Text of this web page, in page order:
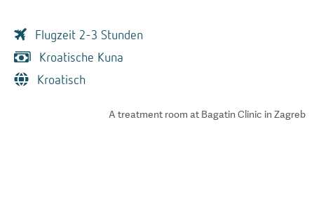
Flugzeit 2-3 Stunden
Kroatische Kuna
Kroatisch
A treatment room at Bagatin Clinic in Zagreb